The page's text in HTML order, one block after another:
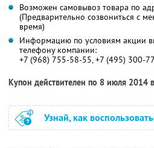
Возможен самовывоз товара по
(Предварительно созвониться с
время)
Информацию по условиям акции
телефону компании:
+7 (968) 755-58-55, +7 (495) 300-
Купон действителен по 8 июля 2014
Узнай, как